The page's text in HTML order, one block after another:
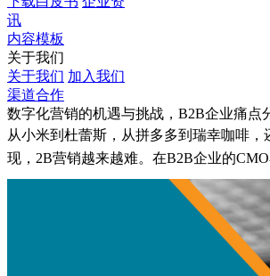
讯
内容模板
关于我们
关于我们 加入我们
渠道合作
数字化营销的机遇与挑战，B2B企业痛点
从小米到杜蕾斯，从拼多多到瑞幸咖啡
现，2B营销越来越难。在B2B企业的